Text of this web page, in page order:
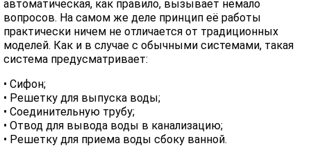
автоматическая, как правило, вызывает немало
вопросов. На самом же деле принцип её работы
практически ничем не отличается от традиционных
моделей. Как и в случае с обычными системами, такая
система предусматривает:
• Сифон;
• Решетку для выпуска воды;
• Соединительную трубу;
• Отвод для вывода воды в канализацию;
• Решетку для приема воды сбоку ванной.